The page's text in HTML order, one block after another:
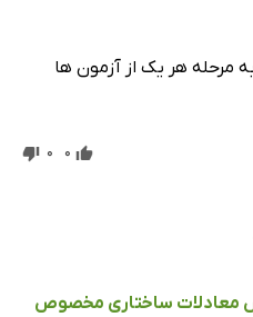
مرحله هر یک از آزمون ها
0
0
معادلات ساختاری مخصوص